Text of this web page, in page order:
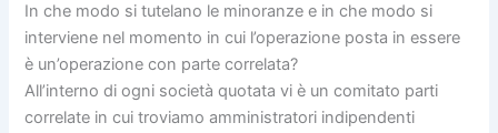
In che modo si tutelano le minoranze e in che modo si
interviene nel momento in cui l’operazione posta in essere
è un’operazione con parte correlata?
All’interno di ogni società quotata vi è un comitato parti
correlate in cui troviamo amministratori indipendenti